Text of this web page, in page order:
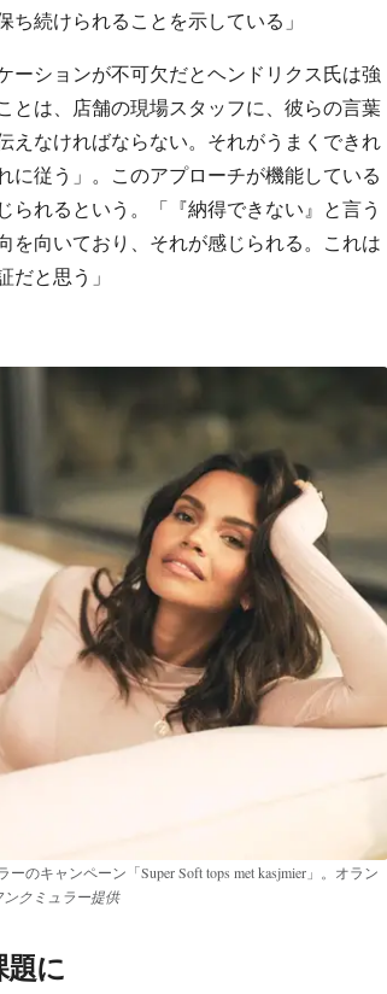
続けられることを示している」
ーションが不可欠だとヘンドリクス氏は強
とは、店舗の現場スタッフに、彼らの言葉
えなければならない。それがうまくできれ
に従う」。このアプローチが機能している
られるという。「『納得できない』と言う
を向いており、それが感じられる。これは
だと思う」
のキャンペーン「Super Soft tops met kasjmier」。オラン
ンクミュラー提供
に